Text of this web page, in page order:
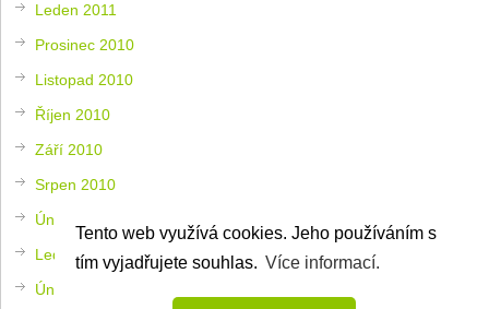
Tento web využívá cookies. Jeho používáním s
tím vyjadřujete souhlas. Více informací.
Leden 2011
Prosinec 2010
Listopad 2010
Říjen 2010
Září 2010
Srpen 2010
Únor 2010
Leden 2010
Únor 2009